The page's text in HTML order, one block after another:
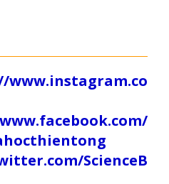
www.instagram.co
ScienceB